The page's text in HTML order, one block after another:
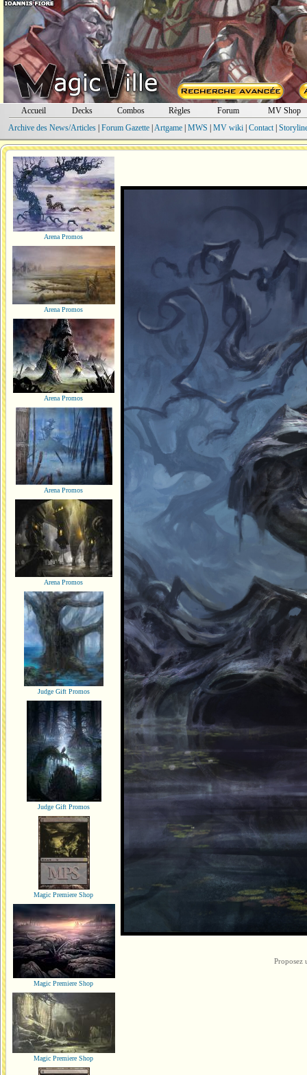
Accueil Decks Combos Règles Forum
MV Shop
Archive des News/Articles| Forum Gazette| Artgame| MWS MV wiki| Contact|
Arena Promos
Arena Promos
Arena Promos
Arena Promos
Arena Promos
Judge Gift Promos
Judge Gift Promos
Magic Premiere Shop
Magic Premiere Shop
Magic Premiere Shop
Proposez